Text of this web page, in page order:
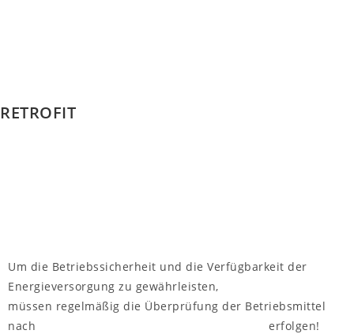
RETROFIT
Um die Betriebssicherheit und die Verfügbarkeit der
Energieversorgung zu gewährleisten,
müssen regelmäßig die Überprüfung der Betriebsmittel
nach
erfolgen!